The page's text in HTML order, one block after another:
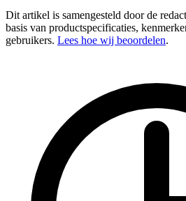
Dit artikel is samengesteld door de
basis van productspecificaties,
gebruikers. Lees hoe wij beoordelen.